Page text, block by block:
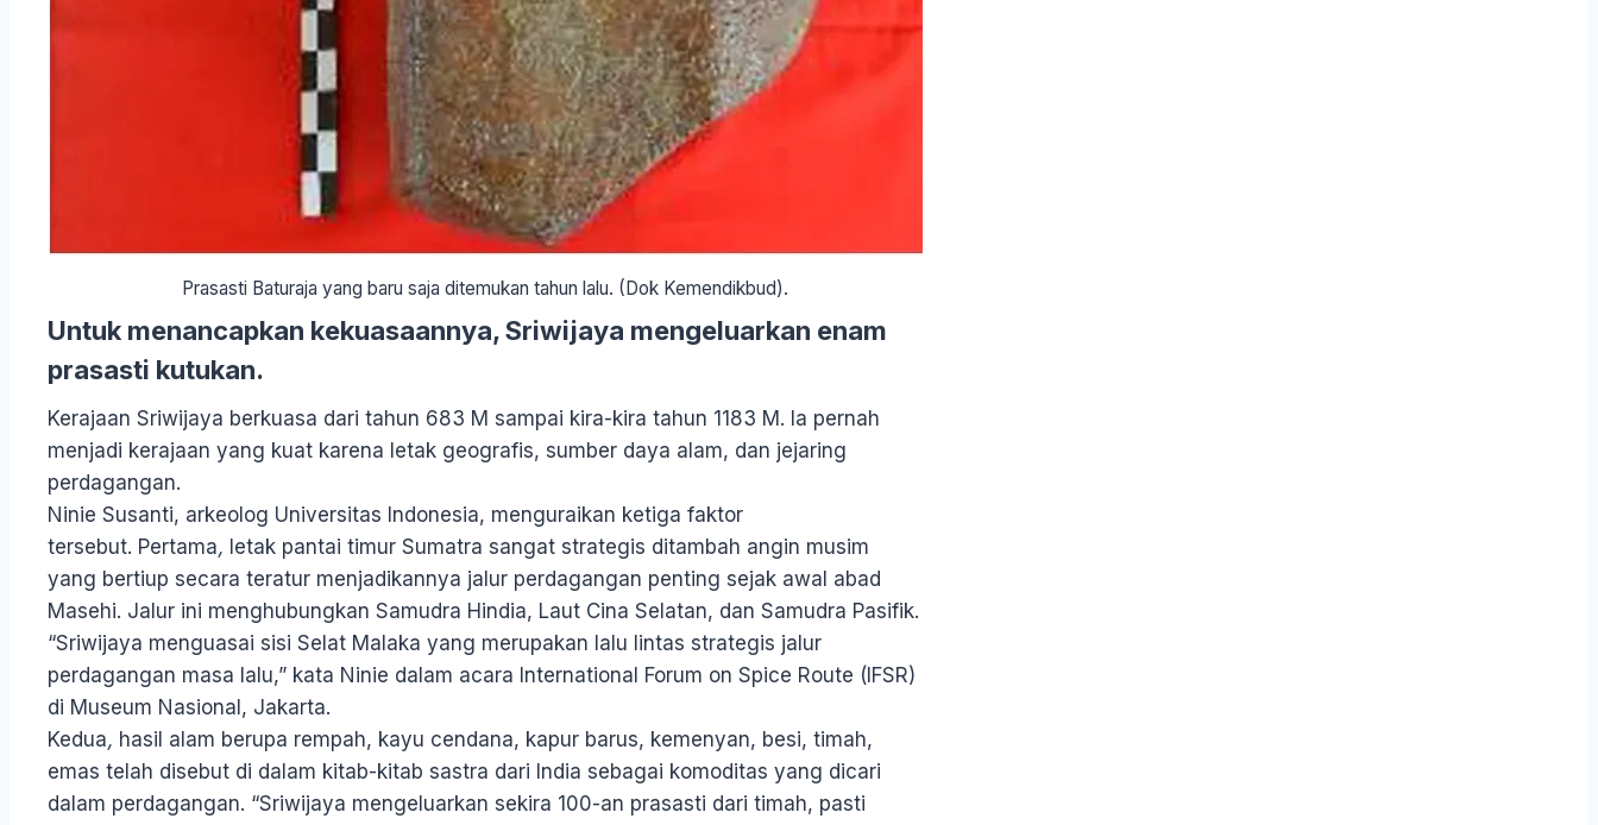
Prasasti Baturaja yang baru saja ditemukan tahun lalu. (Dok Kemendikbud).
Untuk menancapkan kekuasaannya, Sriwijaya mengeluarkan enam
prasasti kutukan.
Kerajaan Sriwijaya berkuasa dari tahun 683 M sampai kira-kira tahun 1183 M. Ia pernah
menjadi kerajaan yang kuat karena letak geografis, sumber daya alam, dan jejaring
perdagangan.
Ninie Susanti, arkeolog Universitas Indonesia, menguraikan ketiga faktor
tersebut. Pertama, letak pantai timur Sumatra sangat strategis ditambah angin musim
yang bertiup secara teratur menjadikannya jalur perdagangan penting sejak awal abad
Masehi. Jalur ini menghubungkan Samudra Hindia, Laut Cina Selatan, dan Samudra Pasifik.
“Sriwijaya menguasai sisi Selat Malaka yang merupakan lalu lintas strategis jalur
perdagangan masa lalu,” kata Ninie dalam acara International Forum on Spice Route (IFSR)
di Museum Nasional, Jakarta.
Kedua, hasil alam berupa rempah, kayu cendana, kapur barus, kemenyan, besi, timah,
emas telah disebut di dalam kitab-kitab sastra dari India sebagai komoditas yang dicari
dalam perdagangan. “Sriwijaya mengeluarkan sekira 100-an prasasti dari timah, pasti